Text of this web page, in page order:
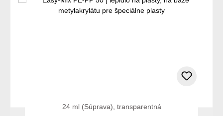
24 ml (Súprava), transparentná